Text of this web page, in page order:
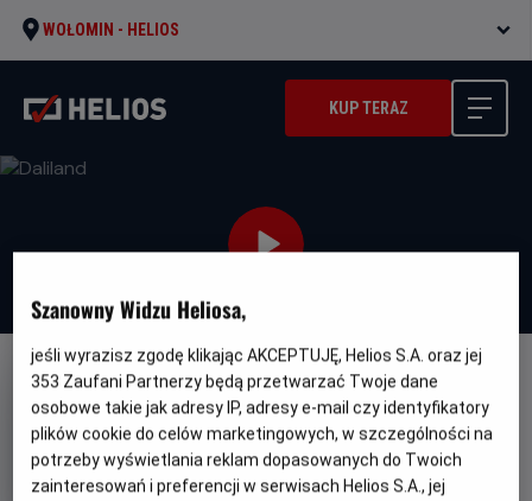
WOŁOMIN - HELIOS
KUP TERAZ
NAPISY
Daliland
Gatunek
Dramat / Biograficzny
Minimalny
wiek
Od 15 lat
Czas
104 min
Kraj
Francja, Wielka Brytania, USA
Szanowny Widzu Heliosa,
jeśli wyrazisz zgodę klikając AKCEPTUJĘ, Helios S.A. oraz jej
353 Zaufani Partnerzy będą przetwarzać Twoje dane
osobowe takie jak adresy IP, adresy e-mail czy identyfikatory
plików cookie do celów marketingowych, w szczególności na
potrzeby wyświetlania reklam dopasowanych do Twoich
zainteresowań i preferencji w serwisach Helios S.A., jej